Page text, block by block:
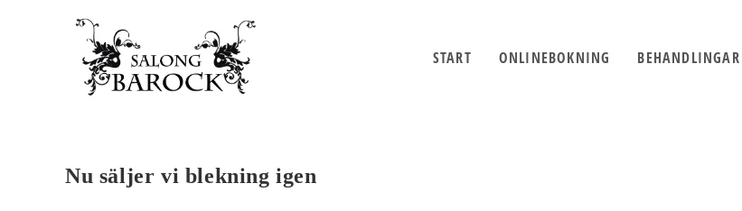
START ONLINEBOKNING BEHANDLINGAR
Nu säljer vi blekning igen